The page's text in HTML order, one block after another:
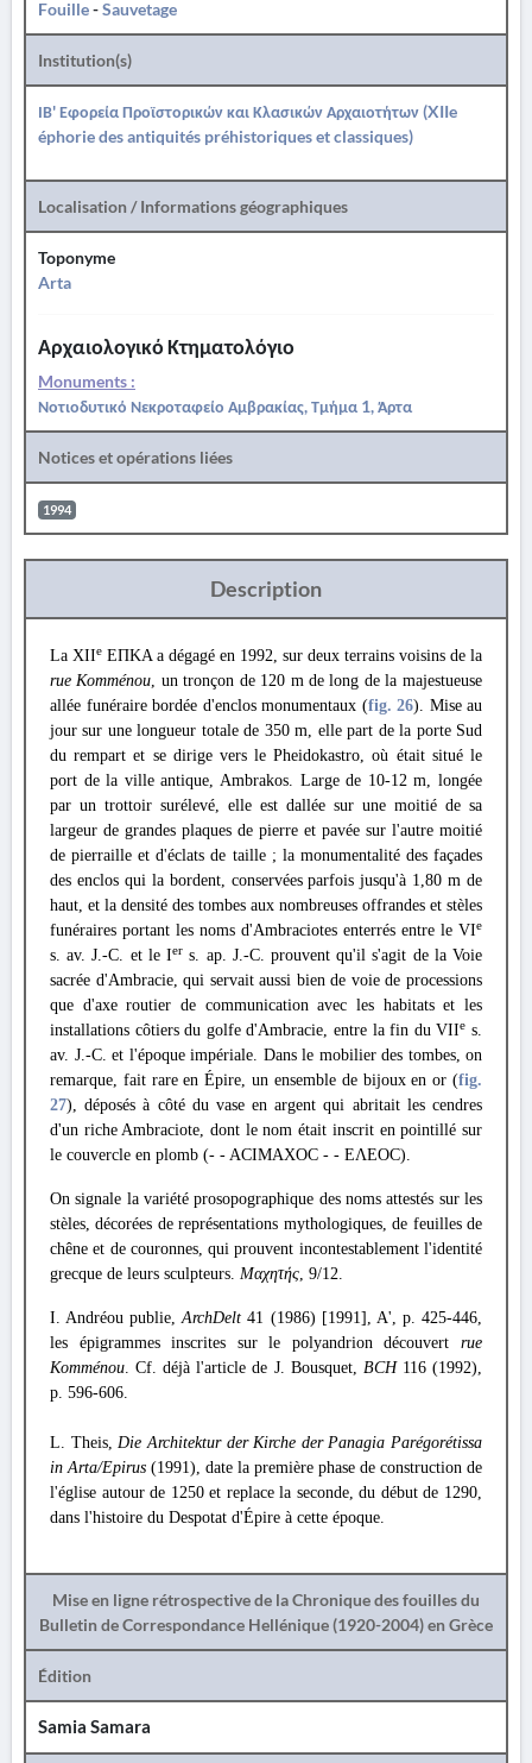
Fouille-Sauvetage
Institution(s)
ΙΒ' Εφορεία Προϊστορικών και Κλασικών Αρχαιοτήτων (XIIe
éphorie des antiquités préhistoriques et classiques)
Localisation / Informations géographiques
Toponyme
Arta
Αρχαιολογικό Κτηματολόγιο
Monuments :
Νοτιοδυτικό Νεκροταφείο Αμβρακίας, Τμήμα 1, Άρτα
Notices et opérations liées
1994
Description
La XIIe ΕΠΚΑ a dégagé en 1992, sur deux terrains voisins de la
rue Komménou, un tronçon de 120 m de long de la majestueuse
allée funéraire bordée d'enclos monumentaux (fig. 26). Mise au
jour sur une longueur totale de 350 m, elle part de la porte Sud
du rempart et se dirige vers le Pheidokastro, où était situé le
port de la ville antique, Ambrakos. Large de 10-12 m, longée
par un trottoir surélevé, elle est dallée sur une moitié de sa
largeur de grandes plaques de pierre et pavée sur l'autre moitié
de pierraille et d'éclats de taille ; la monumentalité des façades
des enclos qui la bordent, conservées parfois jusqu'à 1,80 m de
haut, et la densité des tombes aux nombreuses offrandes et stèles
funéraires portant les noms d'Ambraciotes enterrés entre le VIe
s. av. J.-C. et le Ier s. ap. J.-C. prouvent qu'il s'agit de la Voie
sacrée d'Ambracie, qui servait aussi bien de voie de processions
que d'axe routier de communication avec les habitats et les
installations côtiers du golfe d'Ambracie, entre la fin du VIIe s.
av. J.-C. et l'époque impériale. Dans le mobilier des tombes, on
remarque, fait rare en Épire, un ensemble de bijoux en or (fig.
27), déposés à côté du vase en argent qui abritait les cendres
d'un riche Ambraciote, dont le nom était inscrit en pointillé sur
le couvercle en plomb (- - ACIMAXOC - - EΛEOC).
On signale la variété prosopographique des noms attestés sur les
stèles, décorées de représentations mythologiques, de feuilles de
chêne et de couronnes, qui prouvent incontestablement l'identité
grecque de leurs sculpteurs. Μαχητής, 9/12.
I. Andréou publie, ArchDelt 41 (1986) [1991], A', p. 425-446,
les épigrammes inscrites sur le polyandrion découvert rue
Komménou. Cf. déjà l'article de J. Bousquet, BCH116 (1992),
p. 596-606.
L. Theis,Die Architektur der Kirche der Panagia Parégorétissa
in Arta/Epirus (1991), date la première phase de construction de
l'église autour de 1250 et replace la seconde, du début de 1290,
dans l'histoire du Despotat d'Épire à cette époque.
Mise en ligne rétrospective de la Chronique des fouilles du
Bulletin de Correspondance Hellénique (1920-2004) en Grèce
Édition
Samia Samara